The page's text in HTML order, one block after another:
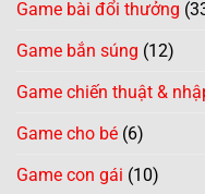
Game bài đổi thưởng
Game bắn súng (12)
Game chiến thuật &
Game cho bé (6)
Game con gái (10)